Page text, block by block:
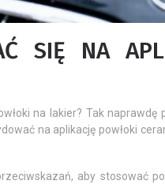
SIĘ NA
na lakier? Tak naprawdę
na aplikację powłoki
aby stosować